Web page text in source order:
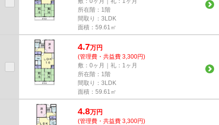
所在階：1階
間取り：3LDK
面積：59.61㎡
4.7万円
(管理費・共益費 3,300円)
敷：0ヶ月｜礼：1ヶ月
所在階：1階
間取り：3LDK
面積：59.61㎡
4.8万円
(管理費・共益費 3,300円)